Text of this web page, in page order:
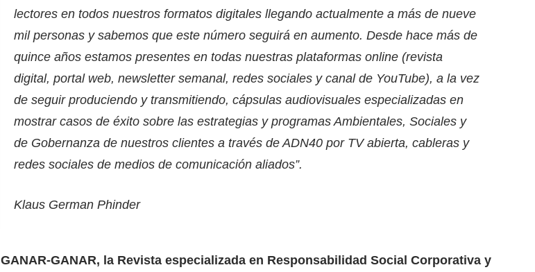
lectores en todos nuestros formatos digitales llegando actualmente a más de nueve
mil personas y sabemos que este número seguirá en aumento. Desde hace más de
quince años estamos presentes en todas nuestras plataformas online (revista
digital, portal web, newsletter semanal, redes sociales y canal de YouTube), a la vez
de seguir produciendo y transmitiendo, cápsulas audiovisuales especializadas en
mostrar casos de éxito sobre las estrategias y programas Ambientales, Sociales y
de Gobernanza de nuestros clientes a través de ADN40 por TV abierta, cableras y
redes sociales de medios de comunicación aliados”.
Klaus German Phinder
GANAR-GANAR, la Revista especializada en Responsabilidad Social Corporativa y